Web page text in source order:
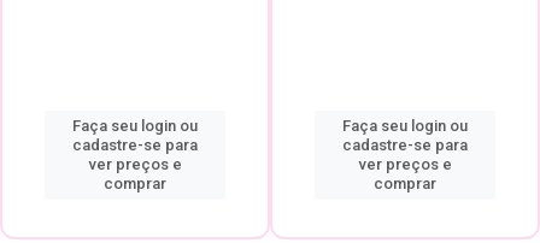
Faça seu login ou
cadastre-se para
ver preços e
comprar
Faça seu login ou
cadastre-se para
ver preços e
comprar